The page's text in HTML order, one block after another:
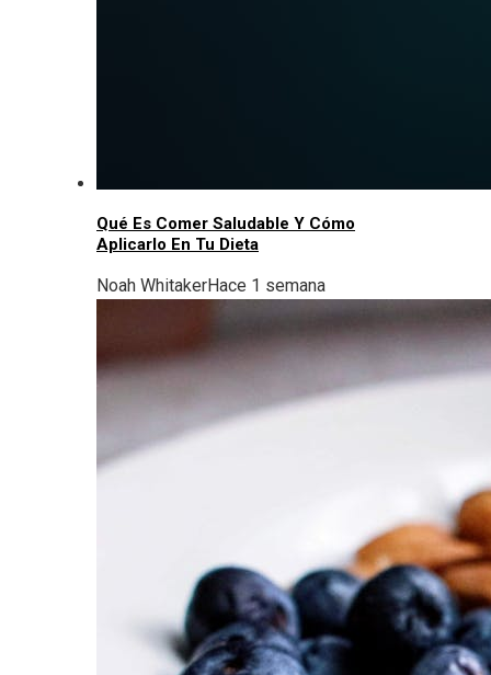
Qué Es Comer Saludable Y Cómo
Aplicarlo En Tu Dieta
Noah WhitakerHace 1 semana